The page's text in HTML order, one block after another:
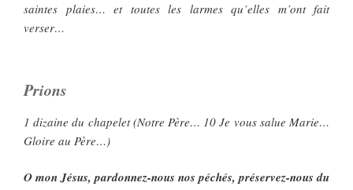
saintes plaies… et toutes les larmes qu’elles m’ont fait
verser…
Prions
1 dizaine du chapelet (Notre Père… 10 Je vous salue Marie…
Gloire au Père…)
O mon Jésus, pardonnez-nous nos péchés, préservez-nous du